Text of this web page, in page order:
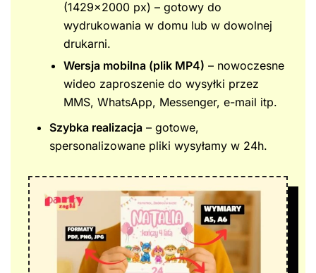
(1429×2000 px) – gotowy do
wydrukowania w domu lub w dowolnej
drukarni.
Wersja mobilna (plik MP4) – nowoczesne
wideo zaproszenie do wysyłki przez
MMS, WhatsApp, Messenger, e-mail itp.
Szybka realizacja – gotowe,
spersonalizowane pliki wysyłamy w 24h.